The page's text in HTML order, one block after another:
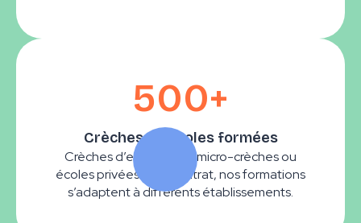
500+
Crèches ou écoles formées
Crèches d’entreprises, micro-crèches ou
écoles privées sous contrat, nos formations
s’adaptent à différents établissements.